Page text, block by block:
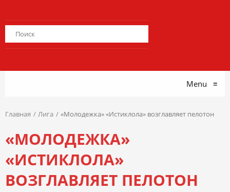
Menu ≡
Главная Лига «Молодежка» «Истиклола» возглавляет пелотон
«МОЛОДЕЖКА»
«ИСТИКЛОЛА»
ВОЗГЛАВЛЯЕТ ПЕЛОТОН